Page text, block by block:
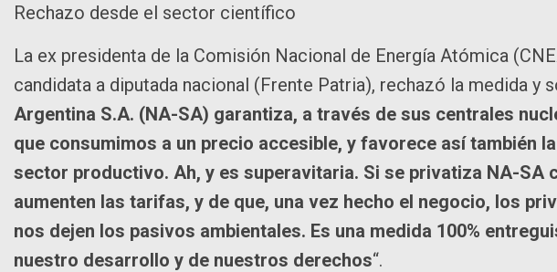
Rechazo desde el sector científico
La ex presidenta de la Comisión Nacional de Energía Atómica
candidata a diputada nacional (Frente Patria), rechazó la medida y
Argentina S.A. (NA-SA) garantiza, a través de sus centrales
que consumimos a un precio accesible, y favorece así también
sector productivo. Ah, y es superavitaria. Si se privatiza NA-SA
aumenten las tarifas, y de que, una vez hecho el negocio, los
nos dejen los pasivos ambientales. Es una medida 100%
nuestro desarrollo y de nuestros derechos“.